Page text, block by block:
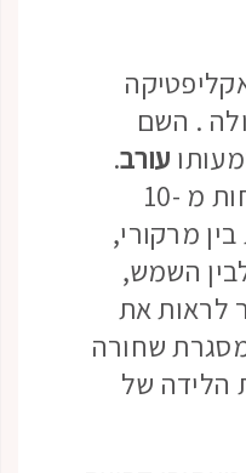
. השם
עורב.
קורבוס משתרע על פחות מ -10
מרקורי,
השמש,
לראות את
מסגרת שחורה
הלידה של